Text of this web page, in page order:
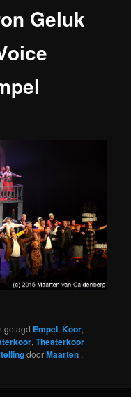
Geluk
getagd Empel,Koor,
,Theaterkoor
doorMaarten .